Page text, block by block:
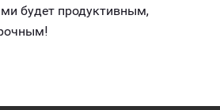
будет продуктивным,